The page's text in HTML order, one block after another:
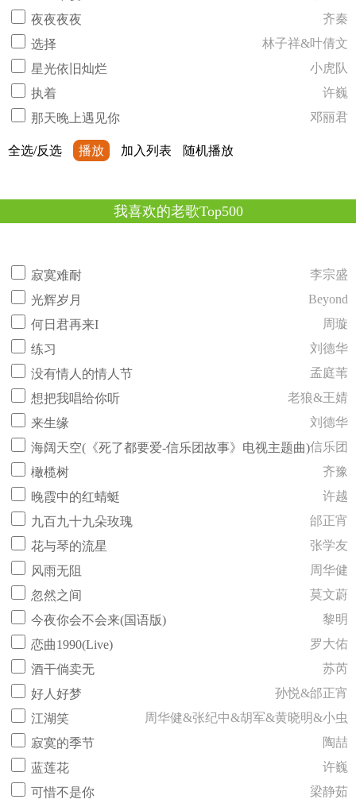
夜夜夜夜
齐秦
选择
林子祥&叶倩文
星光依旧灿烂
小虎队
执着
许巍
那天晚上遇见你
邓丽君
全选/反选 播放 加入列表 随机播放
我喜欢的老歌Top500
寂寞难耐
李宗盛
光辉岁月
Beyond
何日君再来I
周璇
练习
刘德华
没有情人的情人节
孟庭苇
想把我唱给你听
老狼&王婧
来生缘
刘德华
海阔天空(《死了都要爱-信乐团故事》电视主题曲)信乐团
橄榄树
齐豫
晚霞中的红蜻蜓
许越
九百九十九朵玫瑰
邰正宵
花与琴的流星
张学友
风雨无阻
周华健
忽然之间
莫文蔚
今夜你会不会来(国语版)
黎明
恋曲1990(Live)
罗大佑
酒干倘卖无
苏芮
好人好梦
孙悦&邰正宵
江湖笑
周华健&张纪中&胡军&黄晓明&小虫
寂寞的季节
陶喆
蓝莲花
许巍
可惜不是你
梁静茹